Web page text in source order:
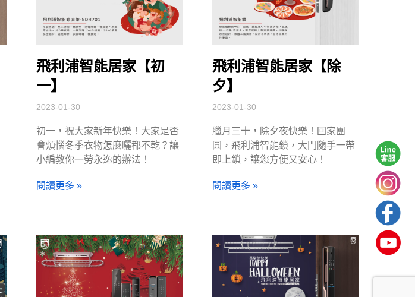
飛利浦智能居家【初
一】
2023-01-30
初一，祝大家新年快樂！大家是否
會煩惱冬季衣物怎麼曬都不乾？讓
小編教你一勞永逸的辦法！
閱讀更多 »
飛利浦智能居家【除
夕】
2023-01-30
臘月三十，除夕夜快樂！回家團
圓，飛利浦智能鎖，大門隨手一帶
即上鎖，讓您方便又安心！
閱讀更多 »